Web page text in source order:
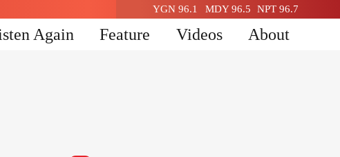
YGN 96.1 MDY 96.5 NPT 96.7
Again Feature Videos About